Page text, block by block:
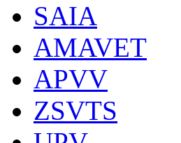
SAIA
AMAVET
APVV
ZSVTS